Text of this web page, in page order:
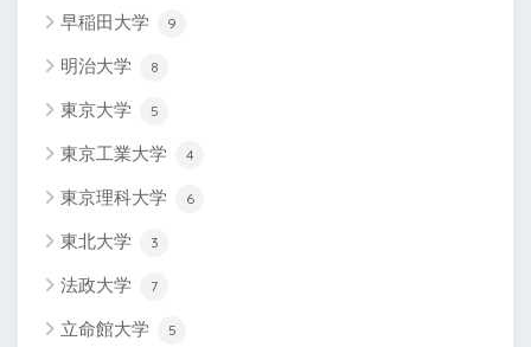
早稲田大学 9
明治大学 8
東京大学 5
東京工業大学 4
東京理科大学 6
東北大学 3
法政大学 7
立命館大学 5